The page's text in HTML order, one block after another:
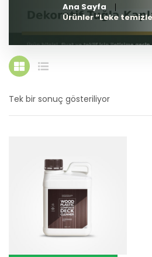
Ana Sayfa
Ürünler “Leke
Tek bir sonuç gösteriliyor